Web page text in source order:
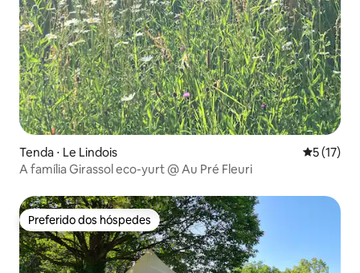
Tenda ⋅ Le Lindois 5 de uma
5 (17)
A família Girassol eco-yurt @ Au Pré Fleuri
Preferido dos hóspedes
Preferido dos hóspedes